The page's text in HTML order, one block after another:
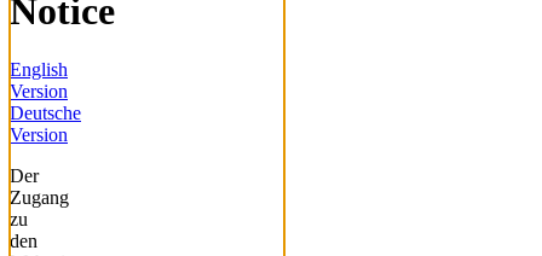
Notice
English
Version
Deutsche
Version
Der
Zugang
zu
den